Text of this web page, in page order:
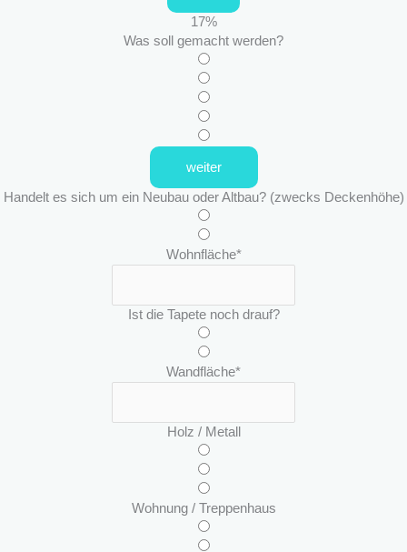
17%
Was soll gemacht werden?
weiter
Handelt es sich um ein Neubau oder Altbau? (zwecks Deckenhöhe)
Wohnfläche*
Ist die Tapete noch drauf?
Wandfläche*
Holz / Metall
Wohnung / Treppenhaus